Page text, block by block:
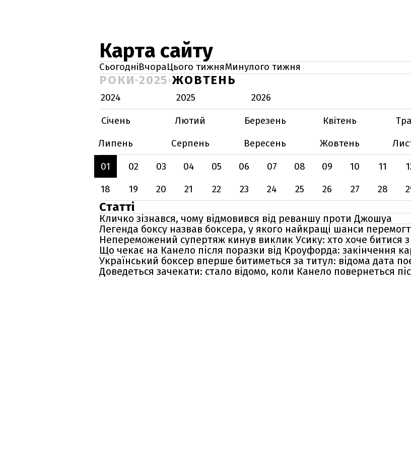
Карта сайту
СьогодніВчораЦього тижняМинулого тижня
РОКИ 2025 ЖОВТЕНЬ
2024 2025
2026
Січень
Лютий Березень Квітень
Липень
Серпень Вересень Жовтень
01
02 03 04 05 06 07 08 09 10 11
18
19 20 21 22 23 24 25 26 27 28
Статті
Кличко зізнався, чому відмовився від реваншу проти Джошуа
Легенда боксу назвав боксера, у якого найкращі шанси
Непереможений супертяж кинув виклик Усику: хто хоче битися
Що чекає на Канело після поразки від Кроуфорда: закінчення
Український боксер вперше битиметься за титул: відома дата
Доведеться зачекати: стало відомо, коли Канело повернеться